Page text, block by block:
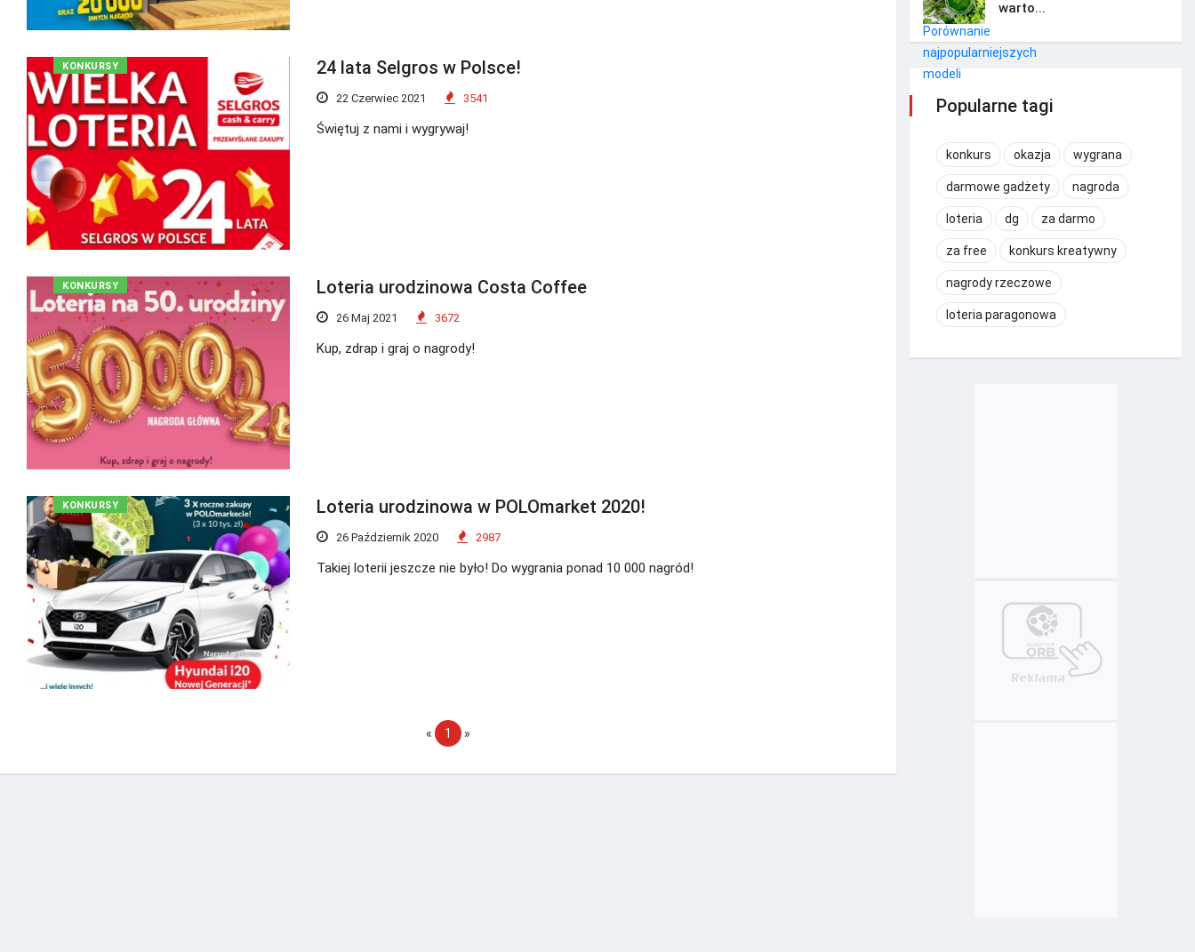
KONKURSY 24 lata Selgros w Polsce!
22 Czerwiec 2021 3541
Świętuj z nami i wygrywaj!
KONKURSY Loteria urodzinowa Costa Coffee
26 Maj 2021 3672
Kup, zdrap i graj o nagrody!
KONKURSY Loteria urodzinowa w POLOmarket 2020!
26 Październik 2020 2987
Takiej loterii jeszcze nie było! Do wygrania ponad 10 000 nagród!
« 1 »
warto...
Popularne tagi
konkurs okazja wygrana
darmowe gadżety nagroda
loteria dg za darmo
za free konkurs kreatywny
nagrody rzeczowe
loteria paragonowa